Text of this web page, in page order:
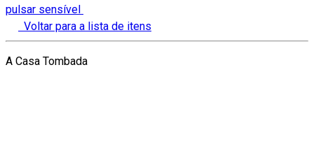
pulsar sensível
Voltar para a lista de itens
A Casa Tombada